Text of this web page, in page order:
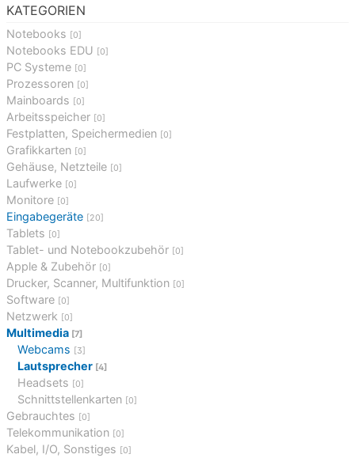
KATEGORIEN
Notebooks [0]
Notebooks EDU [0]
PC Systeme [0]
Prozessoren [0]
Mainboards [0]
Arbeitsspeicher [0]
Festplatten, Speichermedien [0]
Grafikkarten [0]
Gehäuse, Netzteile [0]
Laufwerke [0]
Monitore [0]
Eingabegeräte [20]
Tablets [0]
Tablet- und Notebookzubehör [0]
Apple & Zubehör [0]
Drucker, Scanner, Multifunktion [0]
Software [0]
Netzwerk [0]
Multimedia [7]
Webcams [3]
Lautsprecher [4]
Headsets [0]
Schnittstellenkarten [0]
Gebrauchtes [0]
Telekommunikation [0]
Kabel, I/O, Sonstiges [0]